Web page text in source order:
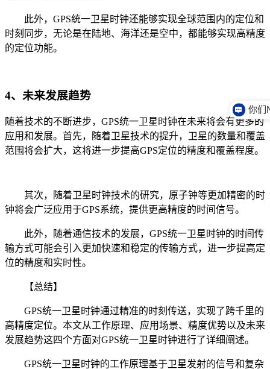
此外，GPS统一卫星时钟还能够实现全球范围内的定位和
时刻同步，无论是在陆地、海洋还是空中，都能够实现高精度
的定位功能。
4、未来发展趋势
随着技术的不断进步，GPS统一卫星时钟在未来将会有更多的
应用和发展。首先，随着卫星技术的提升，卫星的数量和覆盖
范围将会扩大，这将进一步提高GPS定位的精度和覆盖程度。
其次，随着卫星时钟技术的研究，原子钟等更加精密的时
钟将会广泛应用于GPS系统，提供更高精度的时间信号。
此外，随着通信技术的发展，GPS统一卫星时钟的时间传
输方式可能会引入更加快速和稳定的传输方式，进一步提高定
位的精度和实时性。
【总结】
GPS统一卫星时钟通过精准的时刻传送，实现了跨千里的
高精度定位。本文从工作原理、应用场景、精度优势以及未来
发展趋势这四个方面对GPS统一卫星时钟进行了详细阐述。
GPS统一卫星时钟的工作原理基于卫星发射的信号和复杂